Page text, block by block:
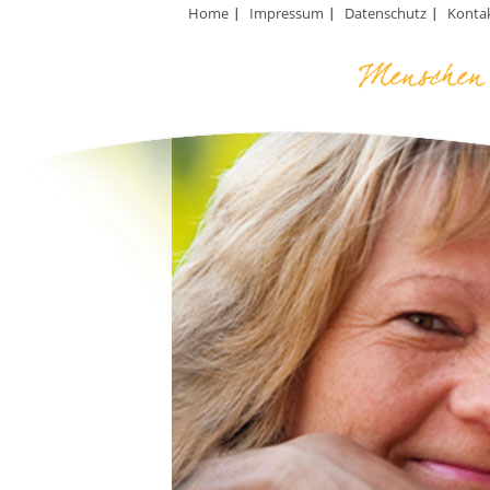
Home Impressum Datenschutz